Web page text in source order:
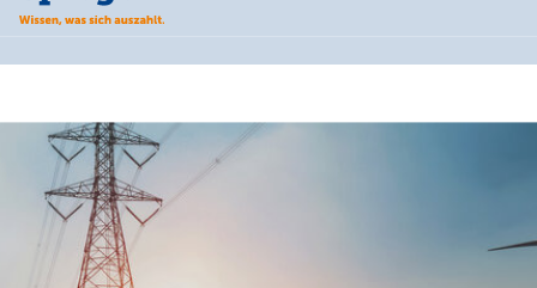
Anmelden